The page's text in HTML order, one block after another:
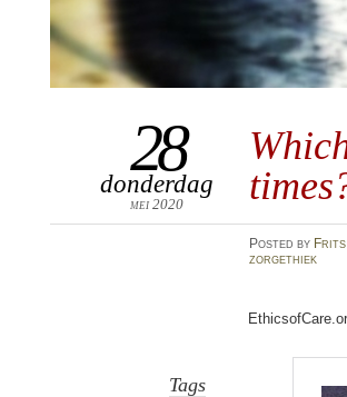
28
donderdag
mei 2020
Posted by Frits
zorgethiek
Tags